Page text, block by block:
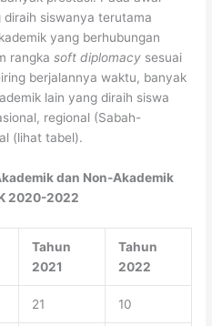
siswanya terutama
yang berhubungan
rangkasoft diplomacy sesuai
berjalannya waktu, banyak
lain yang diraih siswa
regional (Sabah-
(lihat tabel).
dan Non-Akademik
2020-2022
Tahun
2021
Tahun
2022
21 10